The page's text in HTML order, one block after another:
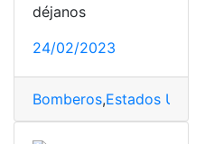
déjanos
24/02/2023
Bomberos,Estados Unidos